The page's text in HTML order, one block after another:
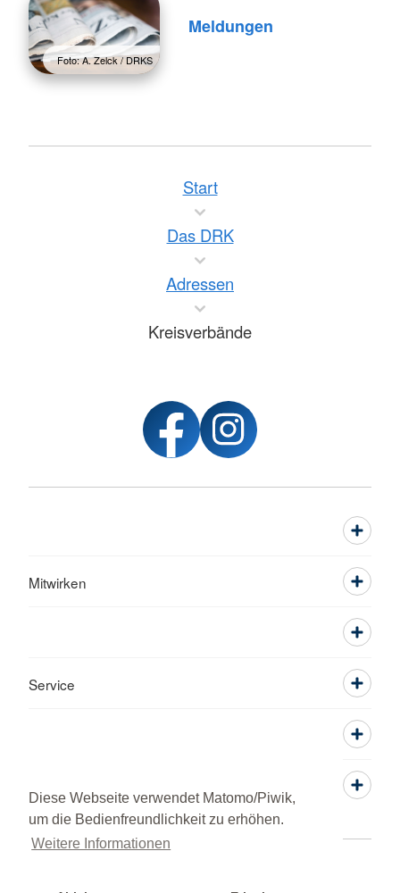
Diese Webseite verwendet Matomo/Piwik,
um die Bedienfreundlichkeit zu erhöhen.
Weitere Informationen
Foto: A. Zelck / DRKS
Meldungen
Start
Das DRK
Adressen
Kreisverbände
Mitwirken
Service